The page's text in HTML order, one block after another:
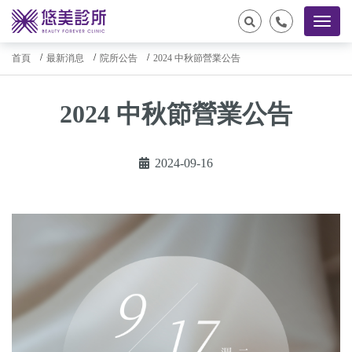
首頁 最新消息 院所公告 2024 中秋節營業公告
2024 中秋節營業公告
2024-09-16